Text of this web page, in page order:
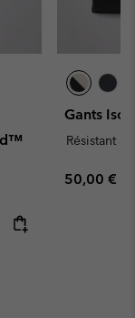
Gants
Résistant à
Regular
50,00 €